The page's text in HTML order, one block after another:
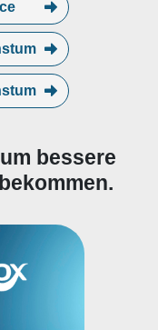
bessere